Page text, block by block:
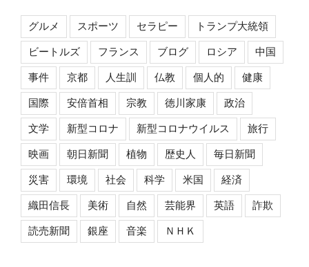
グルメ スポーツ セラピー トランプ大統領
ビートルズ フランス ブログ ロシア 中国
事件 京都 人生訓 仏教 個人的 健康
国際 安倍首相 宗教 徳川家康 政治
文学 新型コロナ 新型コロナウイルス 旅行
映画 朝日新聞 植物 歴史人 毎日新聞
災害 環境 社会 科学 米国 経済
織田信長 美術 自然 芸能界 英語 詐欺
読売新聞 銀座 音楽 ＮＨＫ